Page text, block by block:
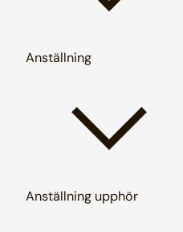
Anställning
Anställning upphör